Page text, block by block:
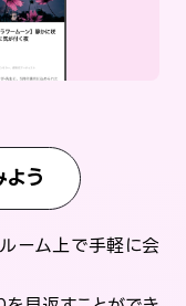
う
ーム上で手軽に会